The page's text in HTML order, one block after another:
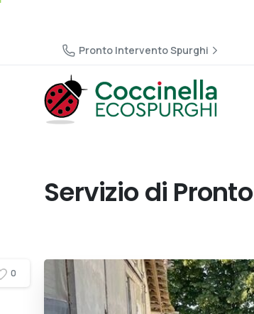
Pronto Intervento Spurghi
Serviziodi Pronto
0